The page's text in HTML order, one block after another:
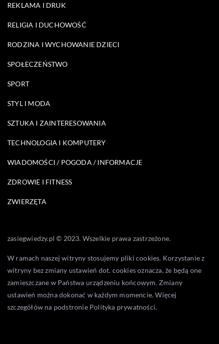
REKLAMA I DRUK
RELIGIA I DUCHOWOŚĆ
RODZINA I WYCHOWANIE DZIECI
SPOŁECZEŃSTWO
SPORT
STYL I MODA
SZTUKA I ZAINTERESOWANIA
TECHNOLOGIA I KOMPUTERY
WIADOMOŚCI / POGODA / INFORMACJE
ZDROWIE I FITNESS
ZWIERZĘTA
zasiegwiedzy.pl © 2023. Wszelkie prawa zastrzeżone.
W ramach naszej witryny stosujemy pliki cookies. Korzystanie z
witryny bez zmiany ustawień dot. cookies oznacza, że będą one
zamieszczane w Państwa urządzeniu końcowym. Zmiany
ustawień można dokonać w każdym momencie. Więcej
szczegółów na podstronie Polityka prywatności.